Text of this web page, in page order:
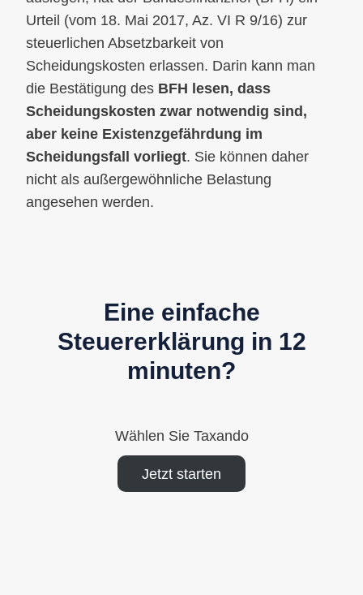
Urteil (vom 18. Mai 2017, Az. VI R 9/16) zur
steuerlichen Absetzbarkeit von
Scheidungskosten erlassen. Darin kann man
die Bestätigung des BFH lesen, dass
Scheidungskosten zwar notwendig sind,
aber keine Existenzgefährdung im
Scheidungsfall vorliegt. Sie können daher
nicht als außergewöhnliche Belastung
angesehen werden.
Eine einfache
Steuererklärung in 12
minuten?
Wählen Sie Taxando
Jetzt starten